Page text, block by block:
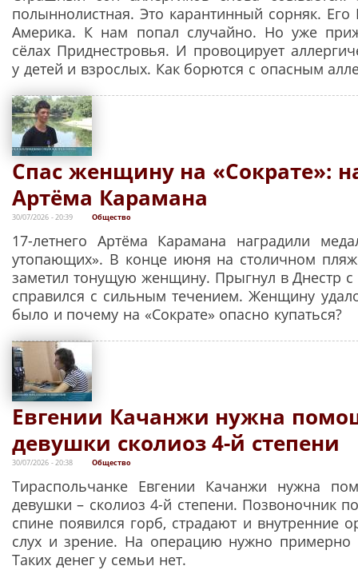
полыннолистная. Это карантинный сорняк.
Америка. К нам попал случайно. Но уже
сёлах Приднестровья. И провоцирует
у детей и взрослых. Как борются с опасным
Спас женщину на «Сократе»:
Артёма Карамана
30/07/2026 - 20:39 Общество
17-летнего Артёма Карамана наградили
утопающих». В конце июня на столичном
заметил тонущую женщину. Прыгнул в Днестр
справился с сильным течением. Женщину
было и почему на «Сократе» опасно купаться?
Евгении Качанжи нужна
девушки сколиоз 4-й степени
30/07/2026 - 20:38 Общество
Тираспольчанке Евгении Качанжи нужна
девушки – сколиоз 4-й степени. Позвоночник
спине появился горб, страдают и внутренние
слух и зрение. На операцию нужно примерно
Таких денег у семьи нет.